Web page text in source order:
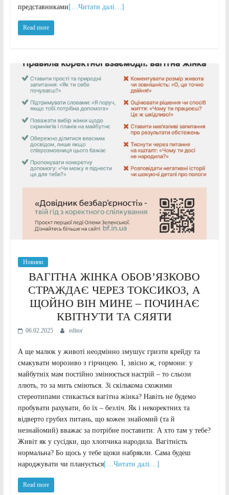
представниками […Читати далі…]
Read more
Новини
ВАГІТНА ЖІНКА ОБОВ’ЯЗКОВО
СТРАЖДАЄ ЧЕРЕЗ ТОКСИКОЗ, А
ЩОЙНО ВІН МИНЕ – ПОЧИНАЄ
КВІТНУТИ ТА СЯЯТИ
06.02.2025 editor
А ще малюк у животі неодмінно змушує гризти крейду та
смакувати морозиво з гірчицею. І, звісно ж, гормони: у
майбутніх мам постійно змінюється настрій – то сльози
ллють, то за мить сміються. Зі скількома схожими
стереотипами стикається вагітна жінка? Навіть не будемо
пробувати рахувати, бо їх – безліч. Як і некоректних та
відверто грубих питань, що кожен знайомий (та й
незнайомий) вважає за потрібне поставити: А хто там у тебе?
Живіт як у сусідки, що хлопчика народила. Вагітність
нормальна? Бо щось у тебе щоки набрякли. Сама будеш
народжувати чи планується[…Читати далі…]
Read more